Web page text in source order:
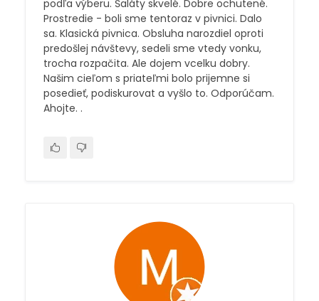
podľa výberu. Šaláty skvelé. Dobre ochutené.
Prostredie - boli sme tentoraz v pivnici. Dalo
sa. Klasická pivnica. Obsluha narozdiel oproti
predošlej návštevy, sedeli sme vtedy vonku,
trocha rozpačita. Ale dojem vcelku dobry.
Našim cieľom s priateľmi bolo prijemne si
posedieť, podiskurovat a vyšlo to. Odporúčam.
Ahojte. .